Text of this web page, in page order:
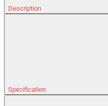
Description
Specification